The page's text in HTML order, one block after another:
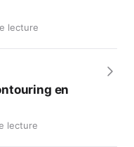
lecture
en
lecture